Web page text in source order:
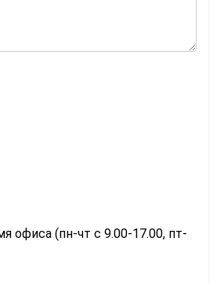
офиса (пн-чт с 9.00-17.00, пт-